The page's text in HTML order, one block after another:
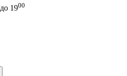
до 1900